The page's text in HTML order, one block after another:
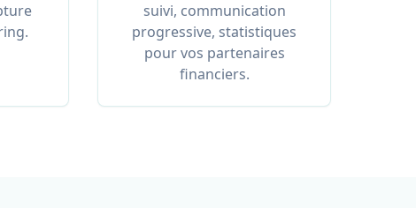
suivi, communication
progressive, statistiques
pour vos partenaires
financiers.